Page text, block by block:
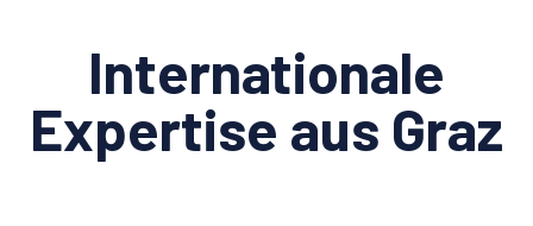
Internationale
Expertise aus Graz